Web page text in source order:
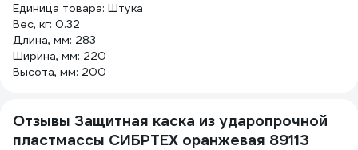
Единица товара: Штука
Вес, кг: 0.32
Длина, мм: 283
Ширина, мм: 220
Высота, мм: 200
Отзывы Защитная каска из ударопрочной
пластмассы СИБРТЕХ оранжевая 89113